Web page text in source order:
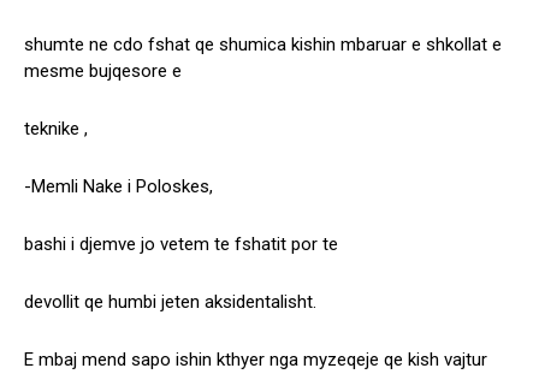
shumte ne cdo fshat qe shumica kishin mbaruar e shkollat e
mesme bujqesore e
teknike ,
-Memli Nake i Poloskes,
bashi i djemve jo vetem te fshatit por te
devollit qe humbi jeten aksidentalisht.
E mbaj mend sapo ishin kthyer nga myzeqeje qe kish vajtur